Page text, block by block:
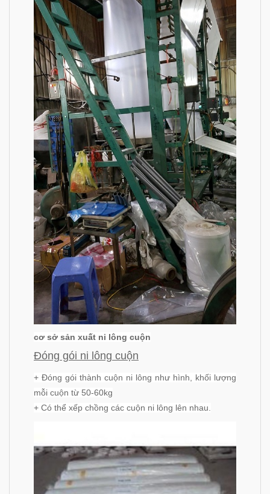
cơ sở sản xuất ni lông cuộn
Đóng gói ni lông cuộn
+ Đóng gói thành cuộn ni lông như hình, khối lượng
mỗi cuộn từ 50-60kg
+ Có thể xếp chồng các cuộn ni lông lên nhau.